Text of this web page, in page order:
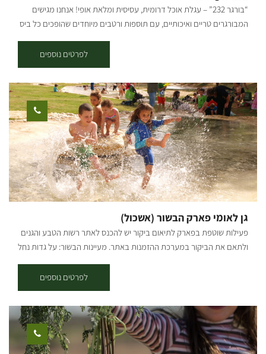
סלסלות ירכשו במקום למילויי לקחת הביתה. במחיר הכניסה כל משפחה
מקבלת סלסלה למילויי ירקות שורש.
“בורגר 232” – עגלת אוכל דרומית, עסיסית ומלאת אופי! אנחנו מגישים
המבורגרים טריים ואיכותיים, עם תוספות ורטבים מיוחדים שהופכים כל ביס
מזמינים את כולם – לבוא לפתוח שולחן באוויר הפתוח. אוכל טוב, אווירה
טובה – מה צריך יותר מזה?! ייתכנו שינויים בימים ושעות הפתיחה, מומלץ
להתעדכן לפני הגעה.
לפרטים נוספים
גן לאומי פארק הבשור (אשכול)
פעילות שוטפת בפארק לתיאום ביקור יש להכנס לאתר רשות הטבע והגנים
ולתאם את הביקור במערכת ההזמנות באתר. מעיינות הבשור: על גדות נחל
אדם (לפיתוח הפארק ותפעולו שותפים הקק"ל, רשות הטבע והגנים ומועצה
אזורית מרחבים). הפארק- כתם ירוק ומוקד משיכה למטיילים באזור הנגב
הצפוני. כל עונה "צובעת" את הפארק והסובב אותו בגוונים שונים ובחודשים
פברואר-מרץ נצבע האזור כולו ב"אודם הכלנית"- מראה עוצר נשימה
הקורא לנו לצאת מהבית את חיק הטבע ולהתבשם מהפריחה. הכניסה אל
הפארק – מערבית לאופקים. ניתן להגיע אל הפארק מצומת יד מרדכי,
לפרטים נוספים